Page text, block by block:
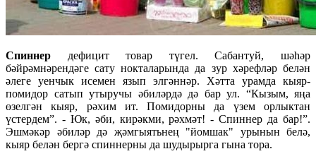
Спиннер дефицит товар түгел. Сабантуй, шәһәр
бәйрәмнәрендәге сату нокталарында да зур хәрефләр белән
әлеге уенчык исемен язып элгәннәр. Хәтта урамда кыяр-
помидор сатып утыручы әбиләрдә дә бар ул. “Кызым, яңа
өзелгән кыяр, рәхим ит. Помидорны да үзем орлыктан
үстердем”. - Юк, әби, кирәкми, рәхмәт! - Спиннер да бар!”.
Эшмәкәр әбиләр дә җәмгыятьнең "йомшак" урынын белә,
кыяр белән бергә спиннерны да шудырырга гына тора.